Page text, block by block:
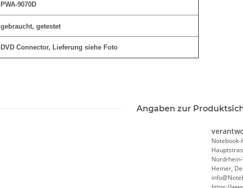
PWA-9070D
gebraucht, getestet
DVD Connector, Lieferung siehe Foto
Angaben zur
Hemer,